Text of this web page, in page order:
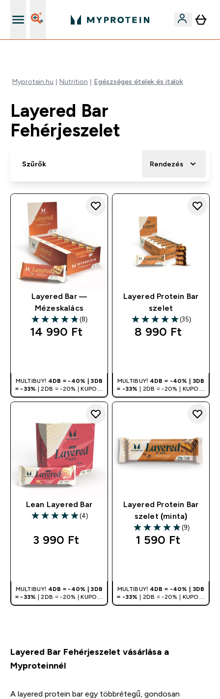
Myprotein.hu Nutrition Egészséges ételek és italok
Layered Bar
Fehérjeszelet
Szűrők Rendezés
Layered Bar —
Mézeskalács
4.88 out of 5 stars
(8)
14 990 Ft‎
MULTIBUY! 4DB = -40% | 3DB
= -33%
| 2DB = -20% | KUPON:
DEALHU
Layered Protein Bar
szelet
4.97 out of 5 stars
(35)
8 990 Ft‎
MULTIBUY! 4DB = -40% | 3DB
= -33%
| 2DB = -20% | KUPON:
DEALHU
Lean Layered Bar
5 out of 5 stars
(4)
3 990 Ft‎
MULTIBUY! 4DB = -40% | 3DB
= -33%
| 2DB = -20% | KUPON:
DEALHU
Layered Protein Bar
szelet (minta)
4.89 out of 5 stars
(9)
1 590 Ft‎
MULTIBUY! 4DB = -40% | 3DB
= -33%
| 2DB = -20% | KUPON:
DEALHU
Layered Bar Fehérjeszelet vásárlása a
Myproteinnél
A layered protein bar egy többrétegű, gondosan